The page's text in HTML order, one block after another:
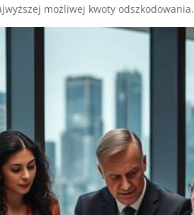
możliwej kwoty odszkodowania.